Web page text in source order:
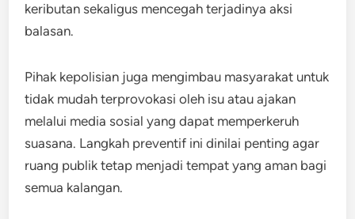
keributan sekaligus mencegah terjadinya aksi
balasan.
Pihak kepolisian juga mengimbau masyarakat untuk
tidak mudah terprovokasi oleh isu atau ajakan
melalui media sosial yang dapat memperkeruh
suasana. Langkah preventif ini dinilai penting agar
ruang publik tetap menjadi tempat yang aman bagi
semua kalangan.